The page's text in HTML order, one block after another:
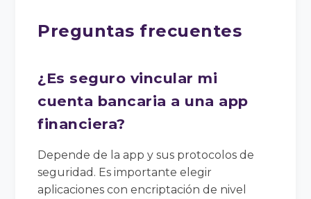
Preguntas frecuentes
¿Es seguro vincular mi
cuenta bancaria a una app
financiera?
Depende de la app y sus protocolos de
seguridad. Es importante elegir
aplicaciones con encriptación de nivel